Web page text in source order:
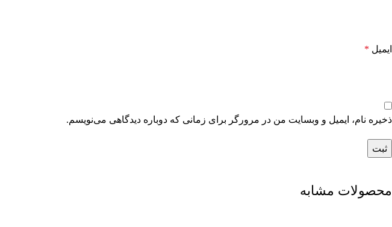
ایمیل *
ذخیره نام، ایمیل و وبسایت من در مرورگر برای زمانی که دوباره دیدگاهی می‌نویسم.
محصولات مشابه